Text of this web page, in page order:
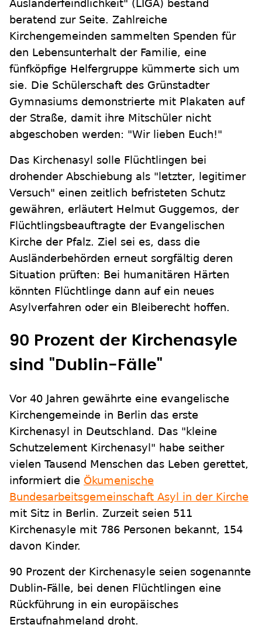
Ausländerfeindlichkeit" (LIGA) bestand
beratend zur Seite. Zahlreiche
Kirchengemeinden sammelten Spenden für
den Lebensunterhalt der Familie, eine
fünfköpfige Helfergruppe kümmerte sich um
sie. Die Schülerschaft des Grünstadter
Gymnasiums demonstrierte mit Plakaten auf
der Straße, damit ihre Mitschüler nicht
abgeschoben werden: "Wir lieben Euch!"
Das Kirchenasyl solle Flüchtlingen bei
drohender Abschiebung als "letzter, legitimer
Versuch" einen zeitlich befristeten Schutz
gewähren, erläutert Helmut Guggemos, der
Flüchtlingsbeauftragte der Evangelischen
Kirche der Pfalz. Ziel sei es, dass die
Ausländerbehörden erneut sorgfältig deren
Situation prüften: Bei humanitären Härten
könnten Flüchtlinge dann auf ein neues
Asylverfahren oder ein Bleiberecht hoffen.
90 Prozent der Kirchenasyle
sind "Dublin-Fälle"
Vor 40 Jahren gewährte eine evangelische
Kirchengemeinde in Berlin das erste
Kirchenasyl in Deutschland. Das "kleine
Schutzelement Kirchenasyl" habe seither
vielen Tausend Menschen das Leben gerettet,
informiert die Ökumenische
Bundesarbeitsgemeinschaft Asyl in der Kirche
mit Sitz in Berlin. Zurzeit seien 511
Kirchenasyle mit 786 Personen bekannt, 154
davon Kinder.
90 Prozent der Kirchenasyle seien sogenannte
Dublin-Fälle, bei denen Flüchtlingen eine
Rückführung in ein europäisches
Erstaufnahmeland droht.